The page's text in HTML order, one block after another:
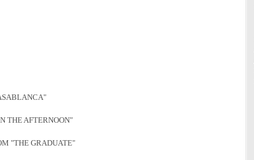
AFTERNOON"
"THE GRADUATE"